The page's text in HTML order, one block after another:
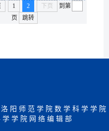
1 2 下页
到第
页
跳转
师范学院数学科学学院
学院网络编辑部